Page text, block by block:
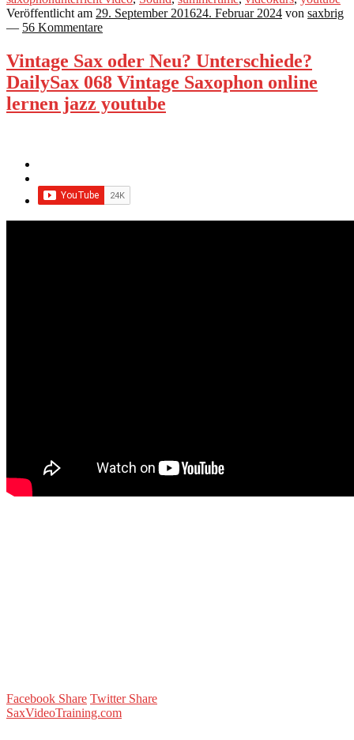
Veröffentlicht am 29. September 201624. Februar 2024 von saxbrig
— 56 Kommentare
Vintage Sax oder Neu? Unterschiede?
DailySax 068 Vintage Saxophon online
lernen jazz youtube
Facebook Share Twitter Share
SaxVideoTraining.com